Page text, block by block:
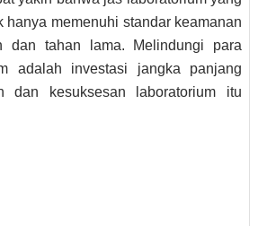
hanya memenuhi standar keamanan
dan tahan lama. Melindungi para
adalah investasi jangka panjang
dan kesuksesan laboratorium itu